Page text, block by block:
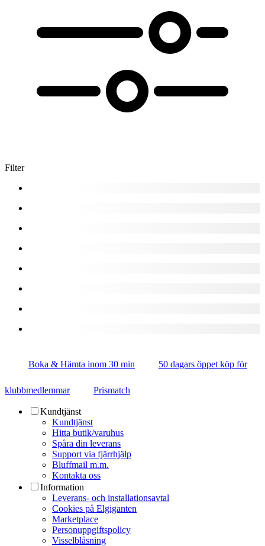
Filter
Boka & Hämta inom 30 min 50 dagars öppet köp för
klubbmedlemmar Prismatch
Kundtjänst
Kundtjänst
Hitta butik/varuhus
Spåra din leverans
Support via fjärrhjälp
Bluffmail m.m.
Kontakta oss
Information
Leverans- och installationsavtal
Cookies på Elgiganten
Marketplace
Personuppgiftspolicy
Visselblåsning